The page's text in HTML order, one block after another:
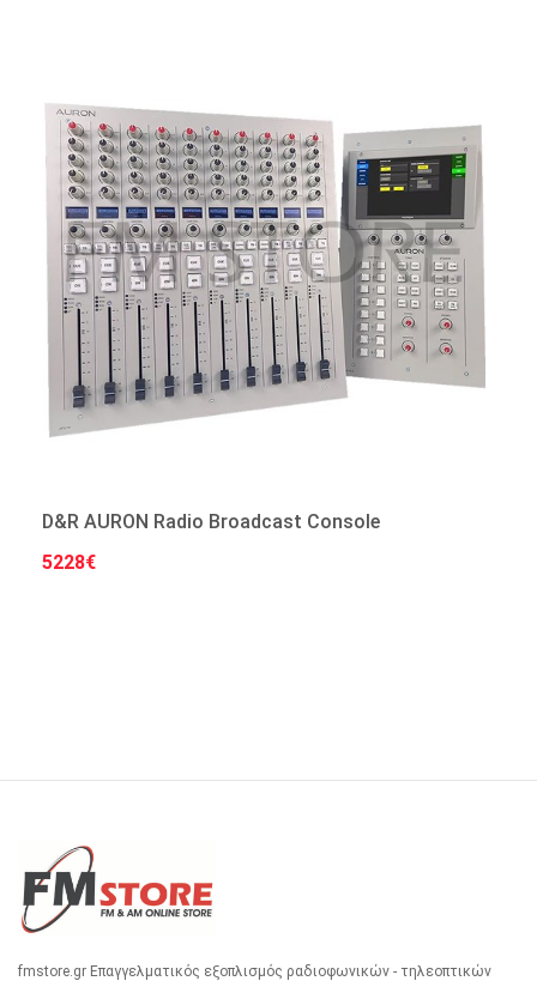
D&R AURON Radio Broadcast Console
5228€
fmstore.gr Επαγγελματικός εξοπλισμός ραδιοφωνικών - τηλεοπτικών